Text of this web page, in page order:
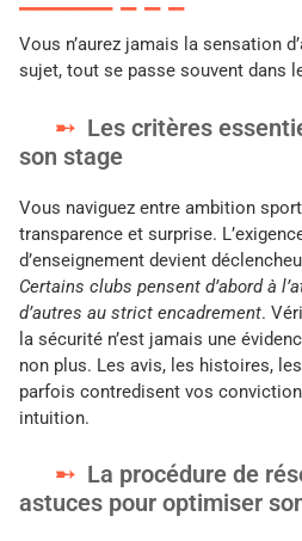
Vous n’aurez jamais la sensation
sujet, tout se passe souvent dans
Les critères
son stage
Vous naviguez entre ambition
transparence et surprise.
d’enseignement devient
Certains clubs pensent d’abord à
d’autres au strict encadrement.
la sécurité n’est jamais une
non plus. Les avis, les histoires,
parfois contredisent vos
intuition.
La procédure de
astuces pour optimiser